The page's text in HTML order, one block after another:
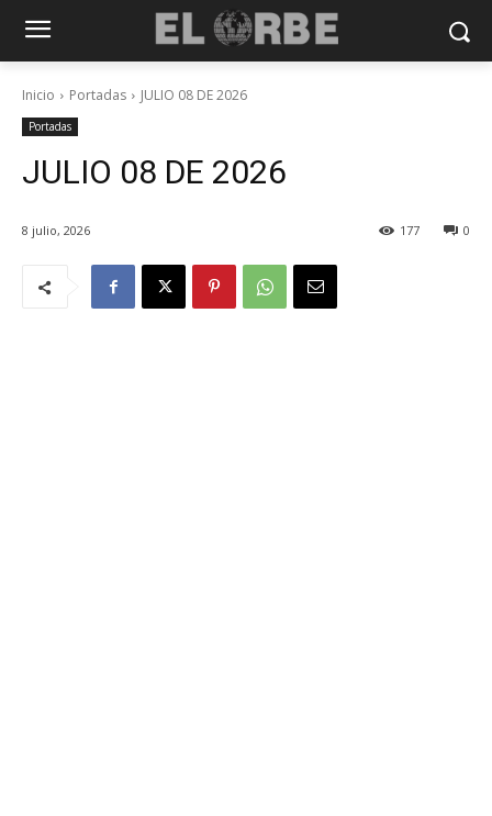
Inicio Portadas JULIO 08 DE 2026
Portadas
JULIO 08 DE 2026
8 julio, 2026 0
177